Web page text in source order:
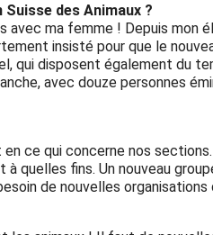
des Animaux ?
ma femme ! Depuis mon
insisté pour que le
disposent également du
avec douze personnes
ce qui concerne nos
quelles fins. Un nouveau
de nouvelles